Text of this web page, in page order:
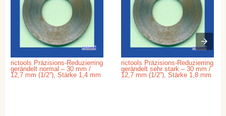
rictools Präzisions-Reduzierring
gerändelt normal – 30 mm /
12,7 mm (1/2''), Stärke 1,4 mm
rictools Präzisions-Reduzierring
gerändelt sehr stark – 30 mm /
12,7 mm (1/2''), Stärke 1,8 mm